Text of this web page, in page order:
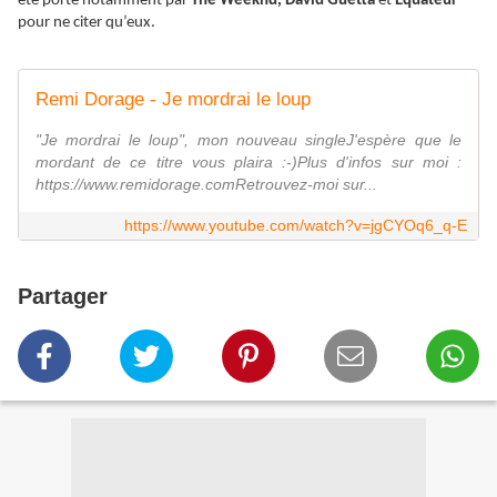
pour ne citer qu’eux.
Remi Dorage - Je mordrai le loup
"Je mordrai le loup", mon nouveau singleJ'espère que le
mordant de ce titre vous plaira :-)Plus d'infos sur moi :
https://www.remidorage.comRetrouvez-moi sur...
https://www.youtube.com/watch?v=jgCYOq6_q-E
Partager